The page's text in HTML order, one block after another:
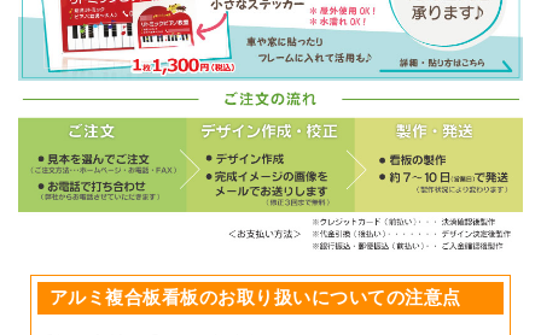
アルミ複合板看板のお取り扱いについての注意点